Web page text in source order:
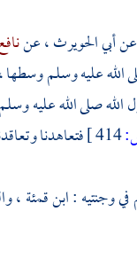
عنأبي الحويرث ،عن
الله عليه وسلم
صلى الله عليه
فتعاهدنا
وجنتيه :ابن قمئة ،